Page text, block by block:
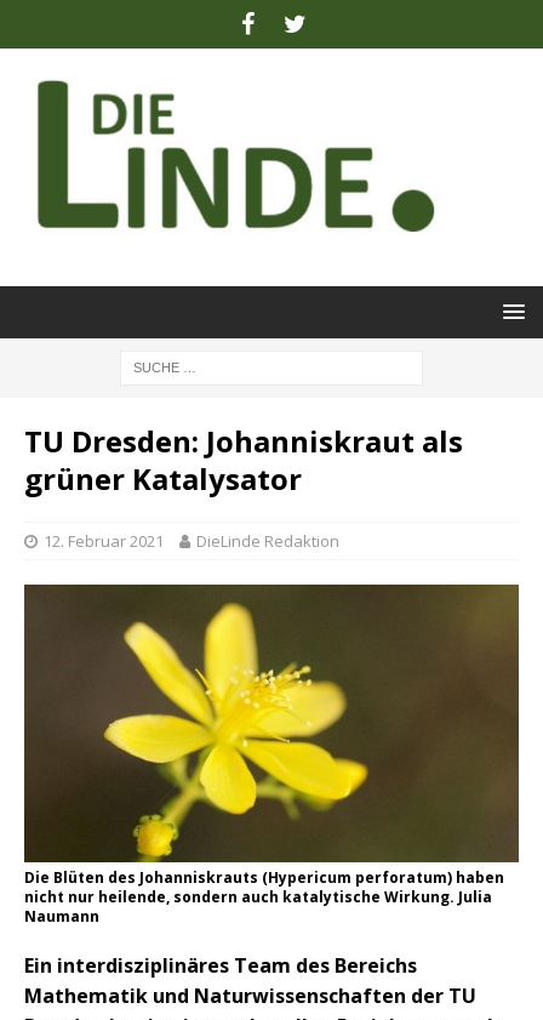
TU Dresden: Johanniskraut als
grüner Katalysator
12. Februar 2021 DieLinde Redaktion
Die Blüten des Johanniskrauts (Hypericum perforatum) haben
nicht nur heilende, sondern auch katalytische Wirkung. Julia
Naumann
Ein interdisziplinäres Team des Bereichs
Mathematik und Naturwissenschaften der TU